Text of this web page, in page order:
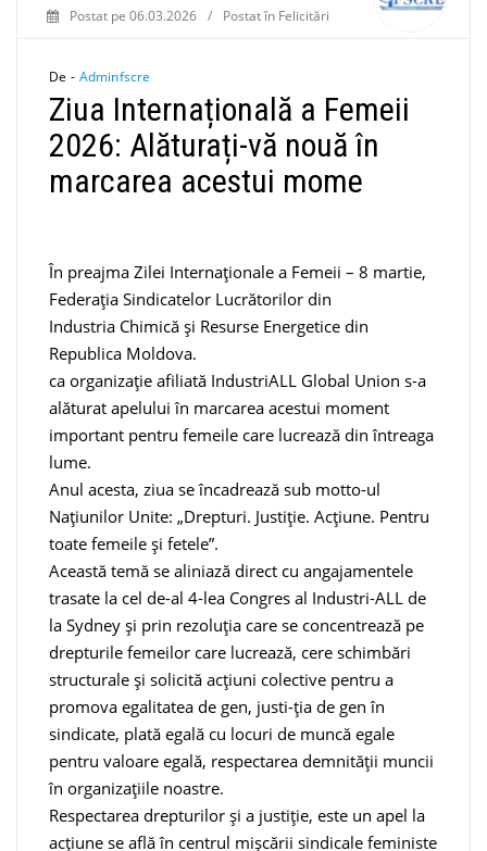
Postat pe 06.03.2026 / Postat în Felicitări
De - Adminfscre
Ziua Internațională a Femeii
2026: Alăturați-vă nouă în
marcarea acestui mome
În preajma Zilei Internaționale a Femeii – 8 martie,
Federația Sindicatelor Lucrătorilor din
Industria Chimică și Resurse Energetice din
Republica Moldova.
ca organizație afiliată IndustriALL Global Union s-a
alăturat apelului în marcarea acestui moment
important pentru femeile care lucrează din întreaga
lume.
Anul acesta, ziua se încadrează sub motto-ul
Națiunilor Unite: „Drepturi. Justiție. Acțiune. Pentru
toate femeile și fetele”.
Această temă se aliniază direct cu angajamentele
trasate la cel de-al 4-lea Congres al Industri-ALL de
la Sydney și prin rezoluția care se concentrează pe
drepturile femeilor care lucrează, cere schimbări
structurale și solicită acțiuni colective pentru a
promova egalitatea de gen, justi-ția de gen în
sindicate, plată egală cu locuri de muncă egale
pentru valoare egală, respectarea demnității muncii
în organizațiile noastre.
Respectarea drepturilor și a justiție, este un apel la
acțiune se află în centrul mișcării sindicale feministe